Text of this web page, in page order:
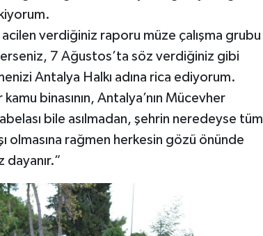
acilen verdiğiniz raporu müze çalışma grubu
7 Ağustos’ta söz verdiğiniz gibi
Antalya Halkı adına rica ediyorum.
binasının, Antalya’nın Mücevher
bile asılmadan, şehrin neredeyse tüm
olmasına rağmen herkesin gözü önünde
dayanır.”